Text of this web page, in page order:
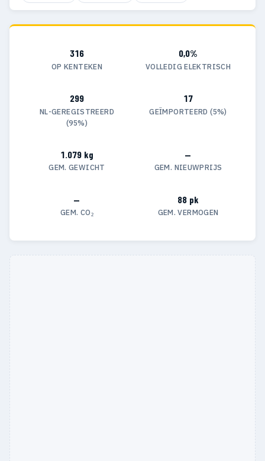
316
OP KENTEKEN
0,0%
VOLLEDIG ELEKTRISCH
299
NL-GEREGISTREERD
(95%)
17
GEÏMPORTEERD (5%)
1.079 kg
GEM. GEWICHT
—
GEM. NIEUWPRIJS
—
GEM. CO₂
88 pk
GEM. VERMOGEN